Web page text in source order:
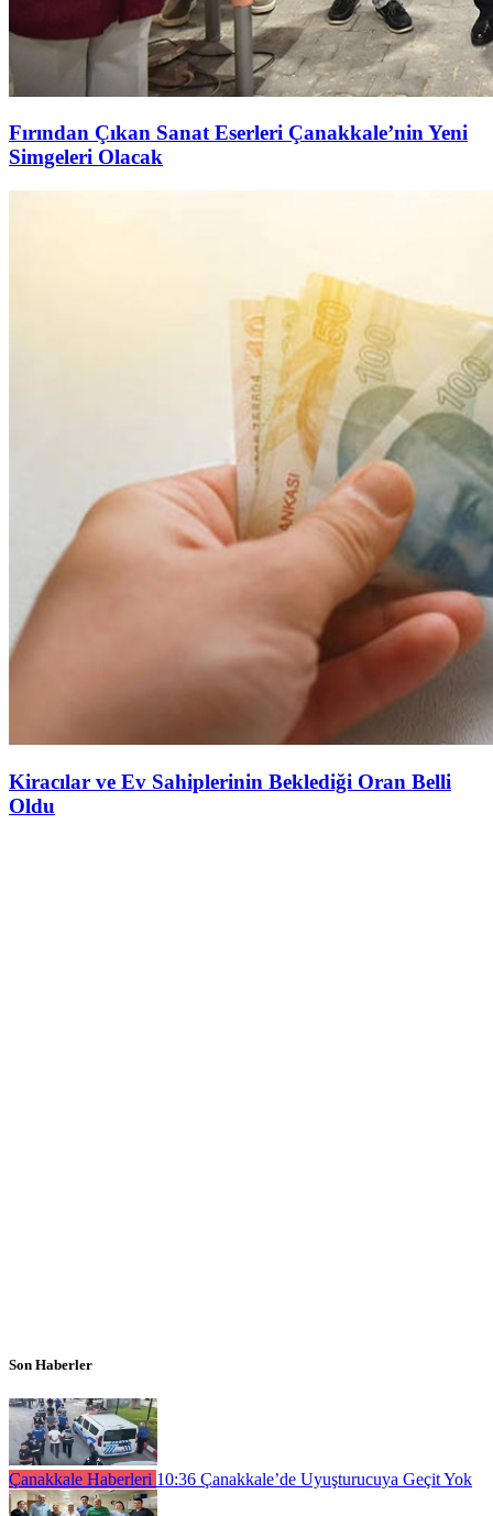
Fırından Çıkan Sanat Eserleri Çanakkale’nin Yeni
Simgeleri Olacak
Kiracılar ve Ev Sahiplerinin Beklediği Oran Belli
Oldu
Son Haberler
Çanakkale Haberleri 10:36 Çanakkale’de Uyuşturucuya Geçit Yok